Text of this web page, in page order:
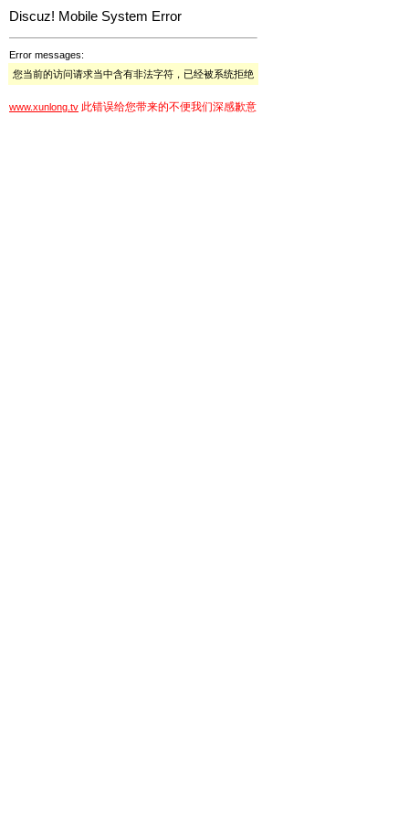
Discuz! Mobile System Error
Error messages:
您当前的访问请求当中含有非法字符，已经被系统拒绝
www.xunlong.tv 此错误给您带来的不便我们深感歉意